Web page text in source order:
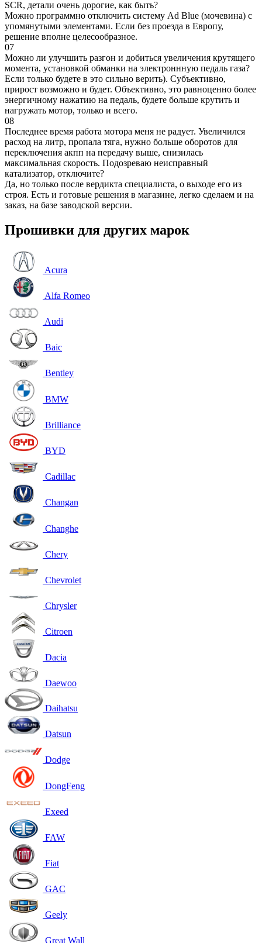
SCR, детали очень дорогие, как быть?
Можно программно отключить систему Ad Blue (мочевина) с
упомянутыми элементами. Если без проезда в Европу,
решение вполне целесообразное.
07
Можно ли улучшить разгон и добиться увеличения крутящего
момента, установкой обманки на электроннную педаль газа?
Если только будете в это сильно верить). Субъективно,
прирост возможно и будет. Объективно, это равноценно более
энергичному нажатию на педаль, будете больше крутить и
нагружать мотор, только и всего.
08
Последнее время работа мотора меня не радует. Увеличился
расход на литр, пропала тяга, нужно больше оборотов для
переключения акпп на передачу выше, снизилась
максимальная скорость. Подозреваю неисправный
катализатор, отключите?
Да, но только после вердикта специалиста, о выходе его из
строя. Есть и готовые решения в магазине, легко сделаем и на
заказ, на базе заводской версии.
Прошивки для других марок
Acura
Alfa Romeo
Audi
Baic
Bentley
BMW
Brilliance
BYD
Cadillac
Changan
Changhe
Chery
Chevrolet
Chrysler
Citroen
Dacia
Daewoo
Daihatsu
Datsun
Dodge
DongFeng
Exeed
FAW
Fiat
GAC
Geely
Great Wall